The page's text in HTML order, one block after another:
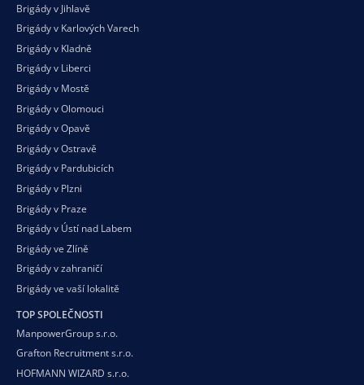
Brigády v Jihlavě
Brigády v Karlových Varech
Brigády v Kladně
Brigády v Liberci
Brigády v Mostě
Brigády v Olomouci
Brigády v Opavě
Brigády v Ostravě
Brigády v Pardubicích
Brigády v Plzni
Brigády v Praze
Brigády v Ústí nad Labem
Brigády ve Zlíně
Brigády v zahraničí
Brigády ve vaší lokalitě
TOP SPOLEČNOSTI
ManpowerGroup s.r.o.
Grafton Recruitment s.r.o.
HOFMANN WIZARD s.r.o.